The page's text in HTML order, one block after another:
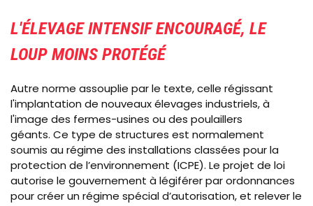
L'ÉLEVAGE INTENSIF ENCOURAGÉ, LE
LOUP MOINS PROTÉGÉ
Autre norme assouplie par le texte, celle régissant
l'implantation de nouveaux élevages industriels, à
l'image des fermes-usines ou des poulaillers
géants. Ce type de structures est normalement
soumis au régime des installations classées pour la
protection de l’environnement (ICPE). Le projet de loi
autorise le gouvernement à légiférer par ordonnances
pour créer un régime spécial d’autorisation, et relever le